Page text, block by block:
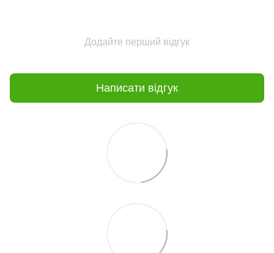
Додайте перший відгук
Написати відгук